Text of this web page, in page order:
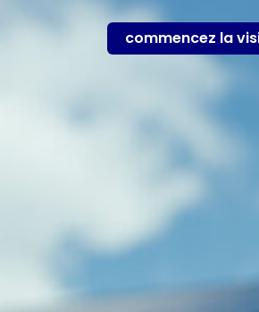
commencez la